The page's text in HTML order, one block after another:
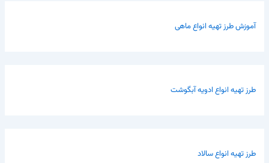
آموزش طرز تهیه انواع ماهی
طرز تهیه انواع ادویه آبگوشت
طرز تهیه انواع سالاد